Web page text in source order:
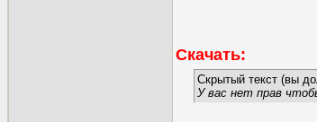
Скачать:
Скрытый текст (вы
У вас нет прав